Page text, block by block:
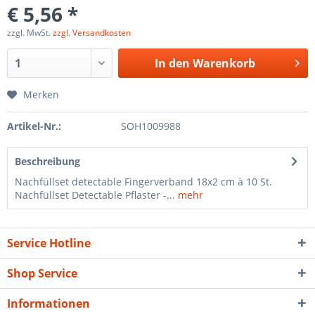
€ 5,56 *
zzgl. MwSt.zzgl. Versandkosten
In den Warenkorb
Merken
Artikel-Nr.: SOH1009988
Beschreibung
Nachfüllset detectable Fingerverband 18x2 cm à 10 St.
Nachfüllset Detectable Pflaster -... mehr
Service Hotline
Shop Service
Informationen